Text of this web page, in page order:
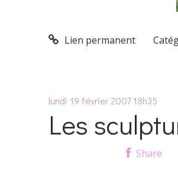
Lien permanent
lundi 19 février 2007 18h35
Les
Share